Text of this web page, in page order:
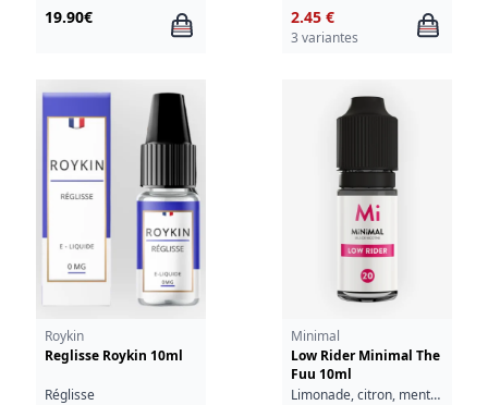
19.90€ 2.45 €
3 variantes
Roykin
Reglisse Roykin 10ml
Réglisse
Minimal
Low Rider Minimal The
Fuu 10ml
Limonade, citron, menthe, cassis